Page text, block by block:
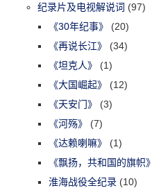
纪录片及电视解说词 (97)
《30年纪事》
(20)
《再说长江》
(34)
《坦克人》
(1)
《大国崛起》
(12)
《天安门》
(3)
《河殇》
(7)
《达赖喇嘛》
(1)
《飘扬，共和国的旗帜》
淮海战役全纪录 (10)